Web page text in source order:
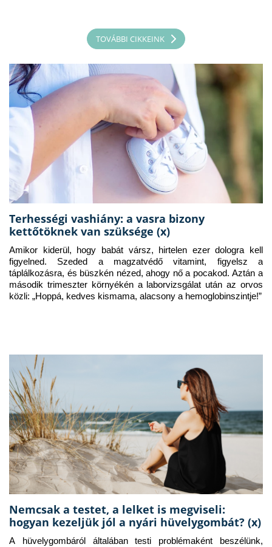
TOVÁBBI CIKKEINK
Terhességi vashiány: a vasra bizony
kettőtöknek van szüksége (x)
Amikor kiderül, hogy babát vársz, hirtelen ezer dologra kell
figyelned. Szeded a magzatvédő vitamint, figyelsz a
táplálkozásra, és büszkén nézed, ahogy nő a pocakod. Aztán a
második trimeszter környékén a laborvizsgálat után az orvos
közli: „Hoppá, kedves kismama, alacsony a hemoglobinszintje!”
Nemcsak a testet, a lelket is megviseli:
hogyan kezeljük jól a nyári hüvelygombát? (x)
A hüvelygombáról általában testi problémaként beszélünk,